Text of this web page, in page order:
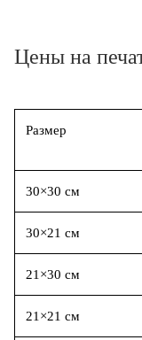
Цены на
Размер
30×30 см
30×21 см
21×30 см
21×21 см